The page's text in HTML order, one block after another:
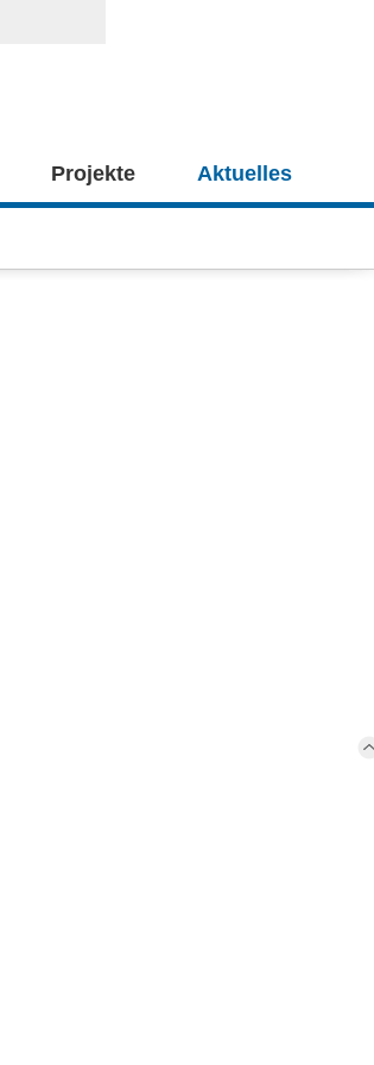
Projekte Aktuelles